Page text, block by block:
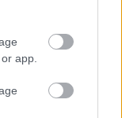
app.
του με το
βάρος